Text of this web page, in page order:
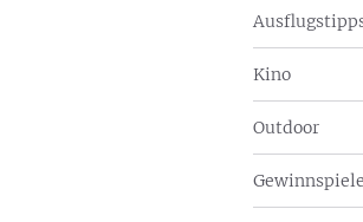
Kino
Outdoor
Gewinnspiele